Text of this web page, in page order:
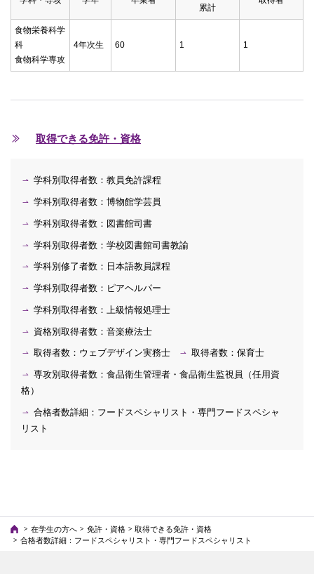
累計
食物栄養科学
科
食物科学専攻
4年次生 60 1 1
取得できる免許・資格
学科別取得者数：教員免許課程
学科別取得者数：博物館学芸員
学科別取得者数：図書館司書
学科別取得者数：学校図書館司書教諭
学科別修了者数：日本語教員課程
学科別取得者数：ピアヘルパー
学科別取得者数：上級情報処理士
資格別取得者数：音楽療法士
取得者数：ウェブデザイン実務士 取得者数：保育士
専攻別取得者数：食品衛生管理者・食品衛生監視員（任用資
格）
合格者数詳細：フードスペシャリスト・専門フードスペシャ
リスト
在学生の方へ 免許・資格
取得できる免許・資格
合格者数詳細：フードスペシャリスト・専門フードスペシャリスト